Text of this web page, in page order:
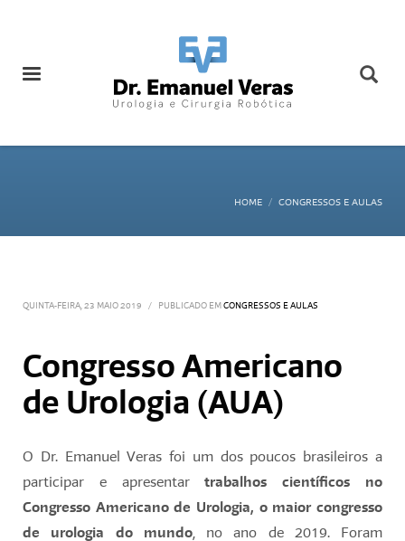
HOME CONGRESSOS E AULAS
QUINTA-FEIRA, 23 MAIO 2019 / PUBLICADO EMCONGRESSOS E AULAS
Congresso Americano
de Urologia (AUA)
O Dr. Emanuel Veras foi um dos poucos brasileiros a
participar e apresentartrabalhos científicos no
Congresso Americano de Urologia, o maior congresso
de urologia do mundo, no ano de 2019. Foram